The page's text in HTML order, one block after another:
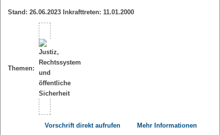
Stand: 26.06.2023 Inkrafttreten: 11.01.2000
Themen:
Vorschrift direkt aufrufen Mehr Informationen